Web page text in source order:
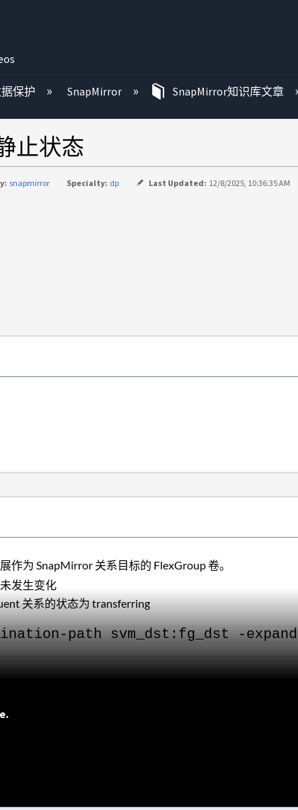
保护 SnapMirror SnapMirror知识库文章
止状态
snapmirror Specialty: dp Last Updated: 12/8/2025, 10:36:35 AM
作为 SnapMirror 关系目标的 FlexGroup 卷。
发生变化
关系的状态为 transferring
path svm_dst:fg_dst -expand